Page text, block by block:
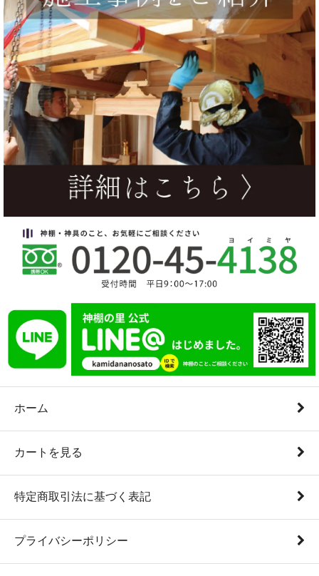
ホーム
カートを見る
特定商取引法に基づく表記
プライバシーポリシー